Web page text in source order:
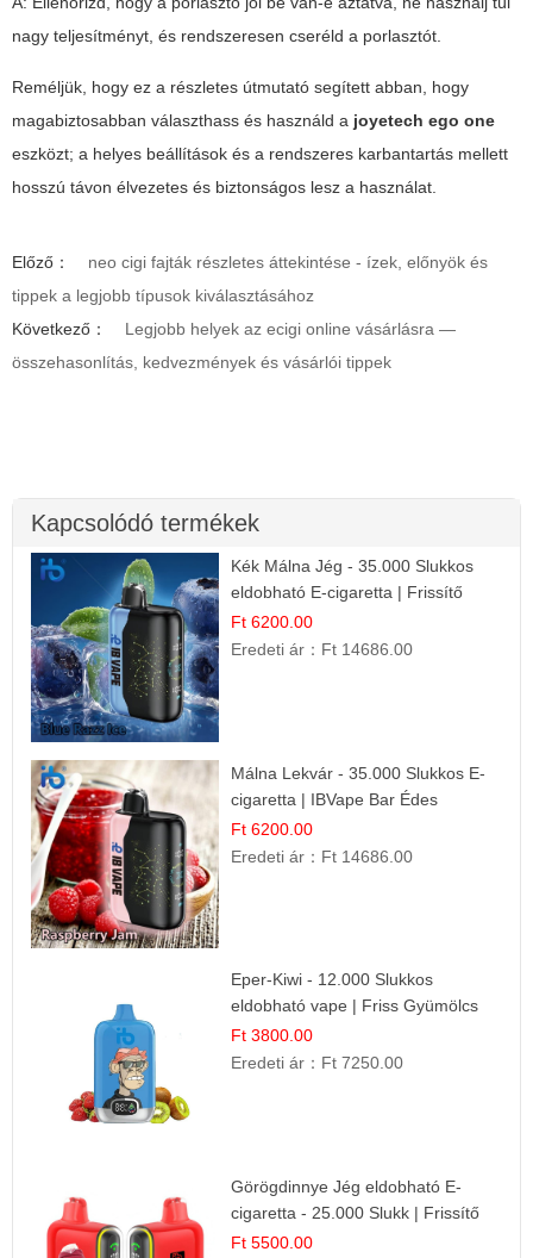
nagy teljesítményt, és rendszeresen cseréld a porlasztót.
Reméljük, hogy ez a részletes útmutató segített abban, hogy
magabiztosabban választhass és használd a joyetech ego one
eszközt; a helyes beállítások és a rendszeres karbantartás mellett
hosszú távon élvezetes és biztonságos lesz a használat.
Előző：
neo cigi fajták részletes áttekintése - ízek, előnyök és
tippek a legjobb típusok kiválasztásához
Következő：
Legjobb helyek az ecigi online vásárlásra —
összehasonlítás, kedvezmények és vásárlói tippek
Kapcsolódó termékek
Kék Málna Jég - 35.000 Slukkos
eldobható E-cigaretta | Frissítő
Ízélmény
Ft 6200.00
Eredeti ár： Ft 14686.00
Málna Lekvár - 35.000 Slukkos E-
cigaretta | IBVape Bar Édes
Gyümölcs Íz
Ft 6200.00
Eredeti ár： Ft 14686.00
Eper-Kiwi - 12.000 Slukkos
eldobható vape | Friss Gyümölcs
Kombináció
Ft 3800.00
Eredeti ár： Ft 7250.00
Görögdinnye Jég eldobható E-
cigaretta - 25.000 Slukk | Frissítő
Nyári Íz
Ft 5500.00